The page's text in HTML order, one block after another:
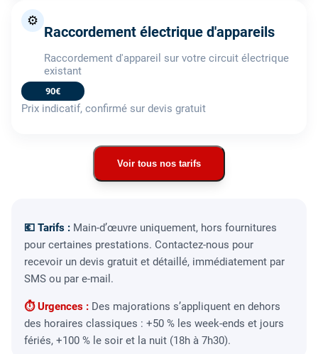
⚙️
Raccordement électrique d'appareils
Raccordement d'appareil sur votre circuit électrique
existant
90€
Prix indicatif, confirmé sur devis gratuit
Voir tous nos tarifs
💶 Tarifs : Main-d’œuvre uniquement, hors fournitures
pour certaines prestations. Contactez-nous pour
recevoir un devis gratuit et détaillé, immédiatement par
SMS ou par e-mail.
⏱ Urgences : Des majorations s’appliquent en dehors
des horaires classiques : +50 % les week-ends et jours
fériés, +100 % le soir et la nuit (18h à 7h30).